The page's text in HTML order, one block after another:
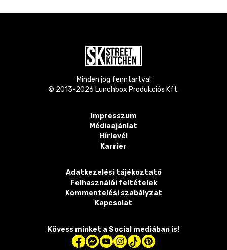
Minden jog fenntartva!
© 2013-2026 Lunchbox Produkciós Kft.
Impresszum
Médiaajánlat
Hírlevél
Karrier
Adatkezelési tájékoztató
Felhasználói feltételek
Kommentelési szabályzat
Kapcsolat
Kövess minket a Social mediában is!